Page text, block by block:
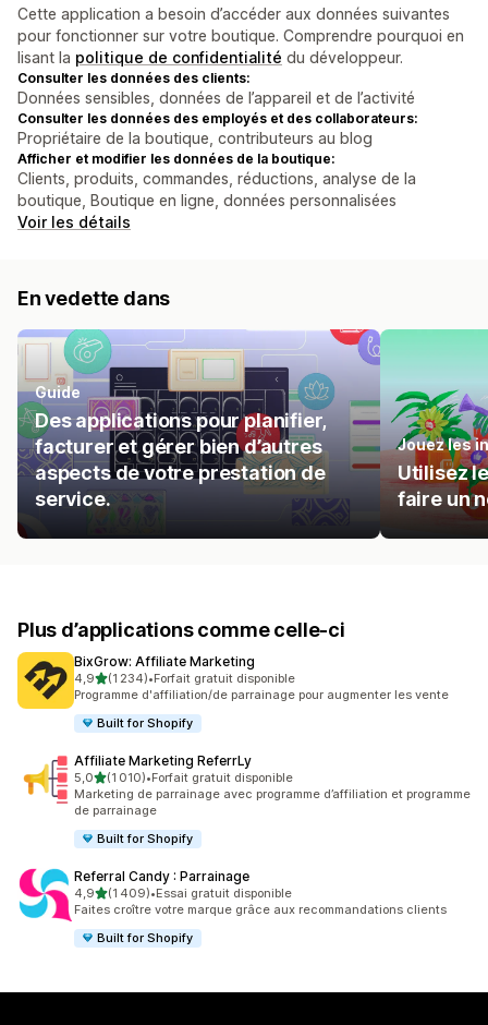
Cette application a besoin d’accéder aux données suivantes
pour fonctionner sur votre boutique. Comprendre pourquoi en
lisant la politique de confidentialité du développeur.
Consulter les données des clients:
Données sensibles, données de l’appareil et de l’activité
Consulter les données des employés et des collaborateurs:
Propriétaire de la boutique, contributeurs au blog
Afficher et modifier les données de la boutique:
Clients, produits, commandes, réductions, analyse de la
boutique, Boutique en ligne, données personnalisées
Voir les détails
En vedette dans
Guide
Des applications pour planifier,
facturer et gérer bien d’autres
aspects de votre prestation de
service.
Jouez les
Utilisez
faire un
Plus d’applications comme celle-ci
BixGrow: Affiliate Marketing
4,9étoile(s) sur 5
(1 234)
1234 avis au total
•Forfait gratuit disponible
Programme d'affiliation/de parrainage pour augmenter les vente
Built for Shopify
Affiliate Marketing ReferrLy
5,0étoile(s) sur 5
(1 010)
1010 avis au total
•Forfait gratuit disponible
Marketing de parrainage avec programme d’affiliation et programme
de parrainage
Built for Shopify
Referral Candy : Parrainage
4,9étoile(s) sur 5
(1 409)
1409 avis au total
•Essai gratuit disponible
Faites croître votre marque grâce aux recommandations clients
Built for Shopify